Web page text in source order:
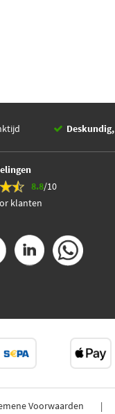
Deskundig,
8.8/10
klanten
Voorwaarden